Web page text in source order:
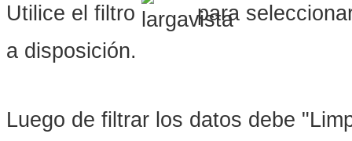
Utilice el filtro
para
a disposición.
Luego de filtrar los datos debe